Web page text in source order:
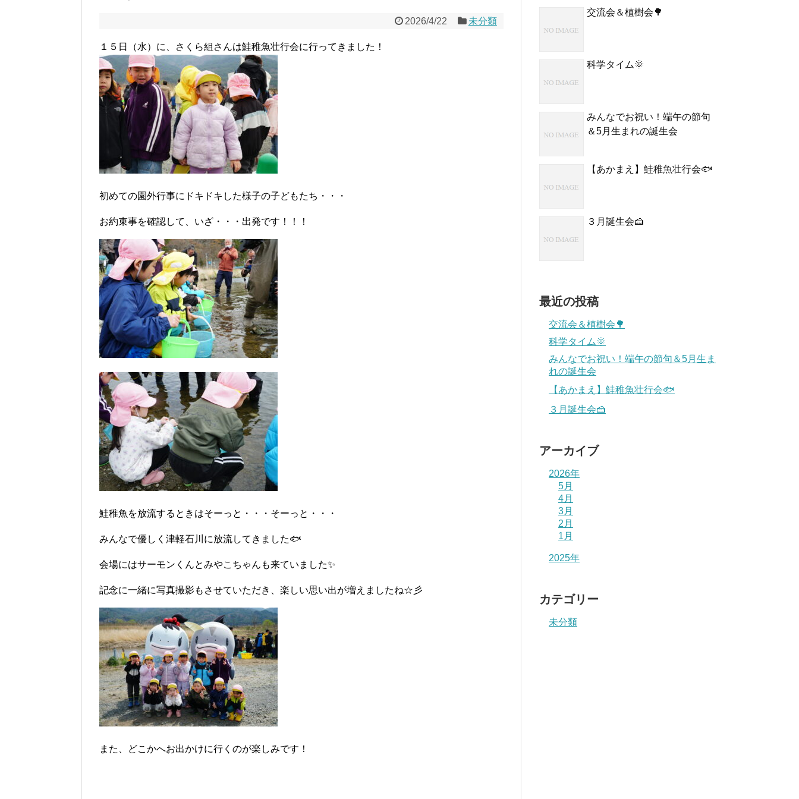
2026/4/22 未分類
１５日（水）に、さくら組さんは鮭稚魚壮行会に行ってきました！
初めての園外行事にドキドキした様子の子どもたち・・・
お約束事を確認して、いざ・・・出発です！！！
鮭稚魚を放流するときはそーっと・・・そーっと・・・
みんなで優しく津軽石川に放流してきました🐟
会場にはサーモンくんとみやこちゃんも来ていました✨
記念に一緒に写真撮影もさせていただき、楽しい思い出が増えましたね☆彡
また、どこかへお出かけに行くのが楽しみです！
交流会＆植樹会🌳
科学タイム🌞
みんなでお祝い！端午の節句
＆5月生まれの誕生会
【あかまえ】鮭稚魚壮行会🐟
３月誕生会🍰
最近の投稿
交流会＆植樹会🌳
科学タイム🌞
みんなでお祝い！端午の節句＆5月生ま
れの誕生会
【あかまえ】鮭稚魚壮行会🐟
３月誕生会🍰
アーカイブ
2026年
5月
4月
3月
2月
1月
2025年
カテゴリー
未分類